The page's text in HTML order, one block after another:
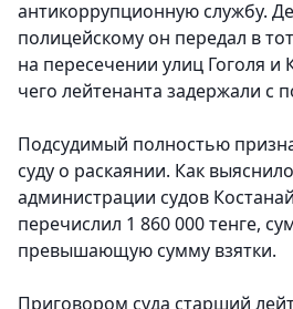
антикоррупционную службу.
полицейскому он передал в
на пересечении улиц Гоголя и
чего лейтенанта задержали с
Подсудимый полностью
суду о раскаянии. Как
администрации судов
перечислил 1 860 000 тенге,
превышающую сумму взятки.
Приговором суда старший